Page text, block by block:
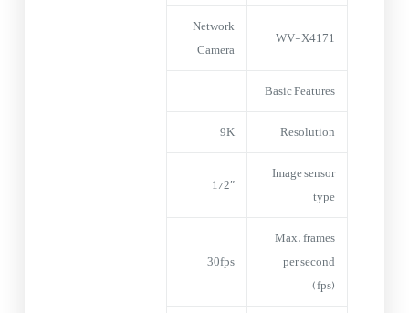
WV-X4171
Network
Camera
Basic Features
Resolution
9K
Image sensor
type
1/2″
Max. frames
per second
(fps)
30fps